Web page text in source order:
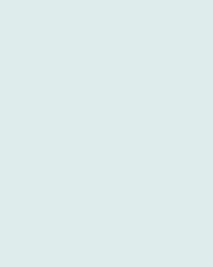
musta
Gen 2 red
musta
musta
matte black